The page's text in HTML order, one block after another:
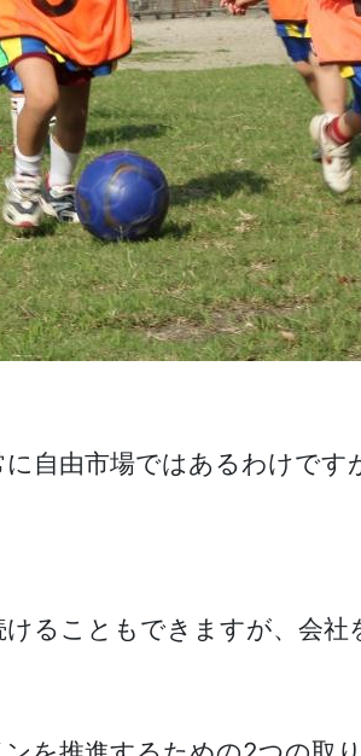
自由市場ではあるわけで
ることもできますが、会社